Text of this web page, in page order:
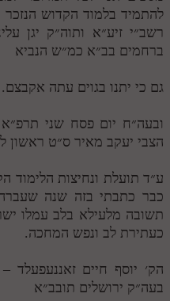
להתמיד בלמוד הקדוש הנזכר
רשב״י זיע״א ותוה״ק יגן
ברחמים בב״א כמ״ש הנביא
גם כי יתנו בגוים עתה אקבצם.
ובעה״ח יום פסח שני
הצבי יעקב מאיר ס״ט ראשון
ע״ד תועלת ונחיצות הלימוד
כבר כתבתי בזה שנה
תשובה מלעילא בלב עמלו
כעתירת לב ונפש המחכה.
הק׳ יוסף חיים
בעה״ק ירושלים תובב״א